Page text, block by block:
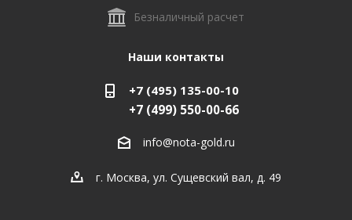
Безналичный расчет
Наши контакты
+7 (495) 135-00-10
+7 (499) 550-00-66
info@nota-gold.ru
г. Москва, ул. Сущевский вал, д. 49